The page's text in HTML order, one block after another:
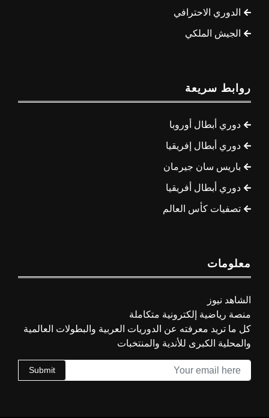
الدوري الاحترافي
الجيش الملكي
روابط سريعة
دوري أبطال أوروبا
دوري أبطال إفريقيا
باريس سان جيرمان
دوري أبطال أفريقيا
تصفيات كأس العالم
معلومات
الشاهد نيوز
منصة رياضية إلكترونية متكاملة
كل ما تريد معرفته عن الدوريات العربية والبطولات العالمية
والمحلية الكبرى للأندية والمنتخبات
Submit